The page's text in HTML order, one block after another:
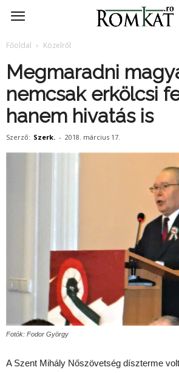
RomKat.ro
Főoldal Közelről
Megmaradni
nemcsak erkölcsi
hanem hivatás is
Szerző: Szerk. - 2018. március 17.
Fotók: Fodor György
A Szent Mihály Nőszövetség díszterme